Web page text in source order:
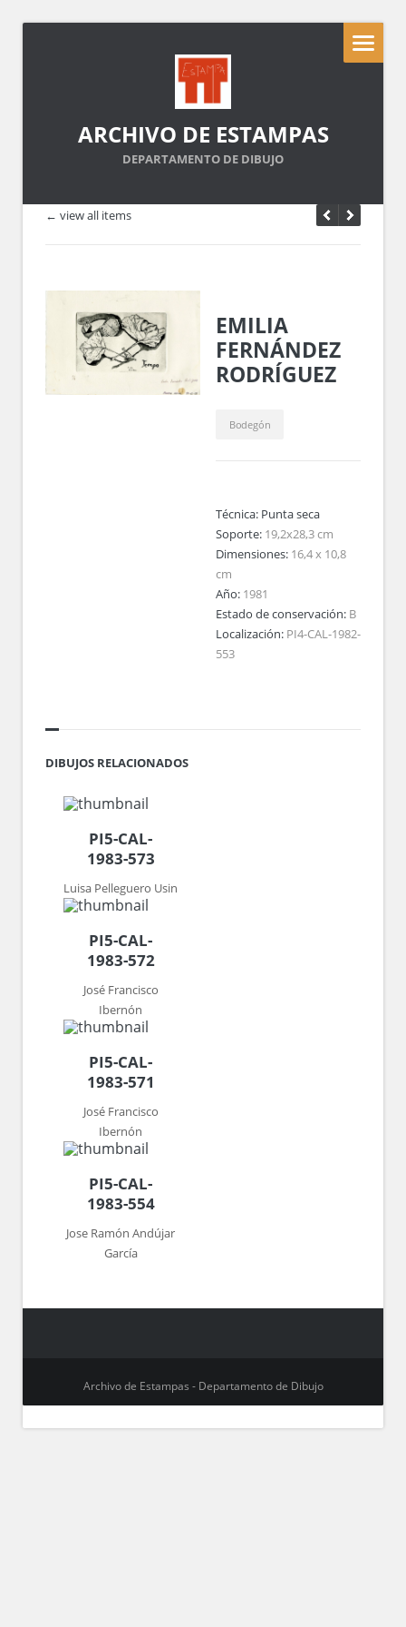
ARCHIVO DE ESTAMPAS
DEPARTAMENTO DE DIBUJO
← view all items
EMILIA
FERNÁNDEZ
RODRÍGUEZ
Bodegón
Técnica: Punta seca
Soporte: 19,2x28,3 cm
Dimensiones: 16,4 x 10,8
cm
Año: 1981
Estado de conservación: B
Localización: PI4-CAL-1982-
553
DIBUJOS RELACIONADOS
PI5-CAL-
1983-573
Luisa Pelleguero Usin
PI5-CAL-
1983-572
José Francisco
Ibernón
PI5-CAL-
1983-571
José Francisco
Ibernón
PI5-CAL-
1983-554
Jose Ramón Andújar
García
Archivo de Estampas - Departamento de Dibujo